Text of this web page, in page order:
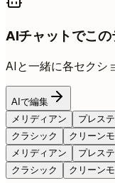
AIチャットでこ
AIと一緒に各セクシ
AIで編集
メリディアン
プレス
クラシック
クリーン
メリディアン
プレス
クラシック
クリーン